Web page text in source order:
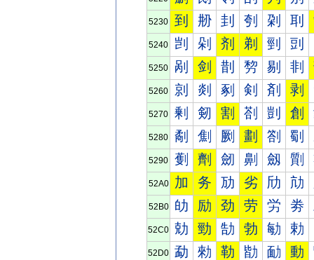
5230 到 刱 刲 刳 刴 刵
5240 剀 剁 剂 剃 剄 剅
5250 剐 剑 剒 剓 剔 剕
5260 剠 剡 剢 剣 剤 剥
5270 剰 剱 割 剳 剴 創
5280 劀 劁 劂 劃 劄 劅
5290 劐 劑 劒 劓 劔 劕
52A0 加 务 劢 劣 劤 劥
52B0 劰 励 劲 劳 労 劵
52C0 勀 勁 勂 勃 勄 勅
52D0 勐 勑 勒 勓 勔 動